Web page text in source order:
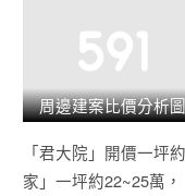
周邊建案比價分析
「君大院」開價一坪
家」 一坪約22~25萬，